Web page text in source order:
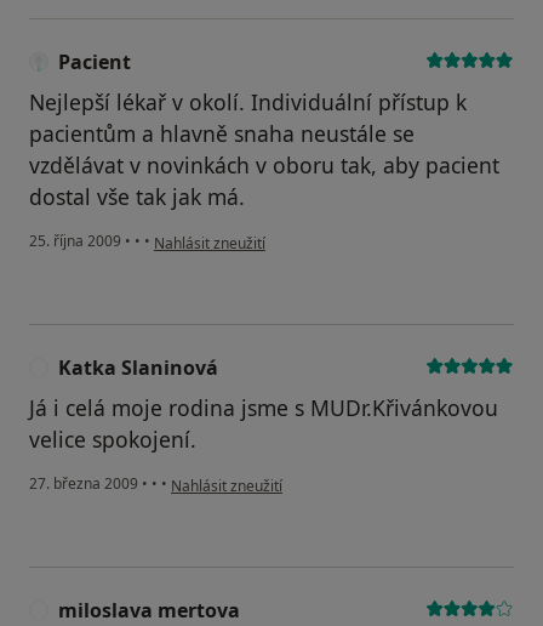
Pacient
Nejlepší lékař v okolí. Individuální přístup k
pacientům a hlavně snaha neustále se
vzdělávat v novinkách v oboru tak, aby pacient
dostal vše tak jak má.
25. října 2009 • • • podle názoru uživatele Pacient
Nahlásit zneužití
Katka Slaninová
Já i celá moje rodina jsme s MUDr.Křivánkovou
velice spokojení.
27. března 2009 • • • podle názoru uživatele Katka Slaninová
Nahlásit zneužití
miloslava mertova